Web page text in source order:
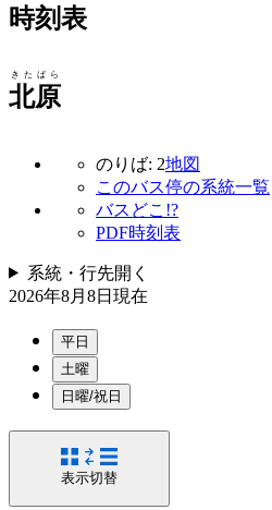
時刻表
北原
きたばら
のりば: 2地図
このバス停の系統一覧
バスどこ!?
PDF時刻表
系統・行先開く
2026年8月8日 現在
平日
土曜
日曜/祝日
表示切替